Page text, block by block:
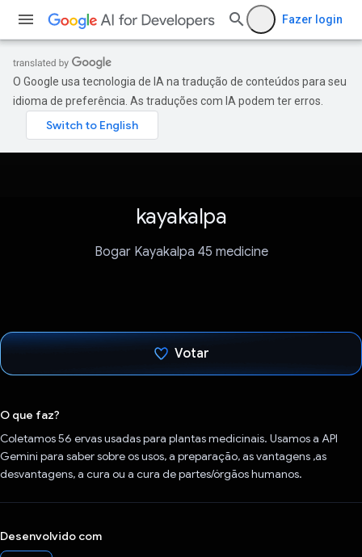
Fazer login
O Google usa tecnologia de IA na tradução de conteúdos para seu
idioma de preferência. As traduções com IA podem ter erros.
kayakalpa
Bogar Kayakalpa 45 medicine
Votar
O que faz?
Coletamos 56 ervas usadas para plantas medicinais. Usamos a API
Gemini para saber sobre os usos, a preparação, as vantagens ,as
desvantagens, a cura ou a cura de partes/órgãos humanos.
Desenvolvido com